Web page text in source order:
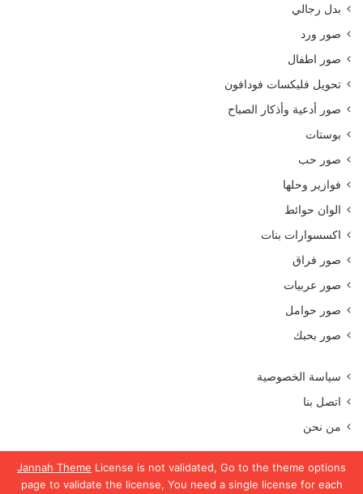
Jannah Theme License is not validated, Go to the theme options
page to validate the license, You need a single license for each
بدل رجالي
صور ورد
صور اطفال
تحويل فليكسات فودافون
صور أدعية وأذكار الصباح
بوستات
صور حب
فوازير وحلها
الوان حوائط
اكسسوارات بنات
صور فراق
صور عربيات
صور حوامل
صور بحبك
سياسة الخصوصية
اتصل بنا
من نحن
جميع الحقوق محفوظة موقع رمسة عرب 2023